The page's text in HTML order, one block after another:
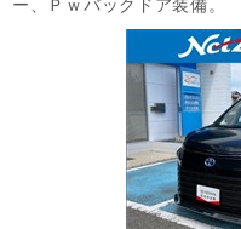
ー、Ｐｗバックドア装備。